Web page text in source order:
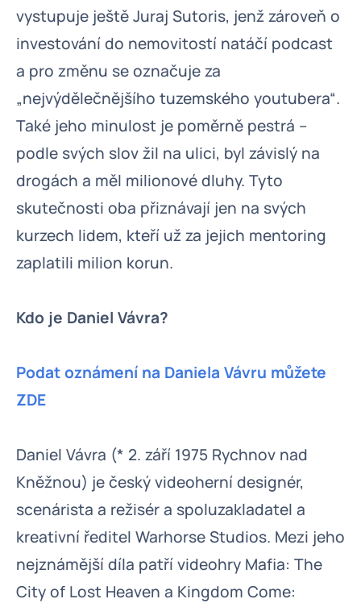
vystupuje ještě Juraj Sutoris, jenž zároveň o
investování do nemovitostí natáčí podcast
a pro změnu se označuje za
„nejvýdělečnějšího tuzemského youtubera“.
Také jeho minulost je poměrně pestrá –
podle svých slov žil na ulici, byl závislý na
drogách a měl milionové dluhy. Tyto
skutečnosti oba přiznávají jen na svých
kurzech lidem, kteří už za jejich mentoring
zaplatili milion korun.
Kdo je Daniel Vávra?
Podat oznámení na Daniela Vávru můžete
ZDE
Daniel Vávra (* 2. září 1975 Rychnov nad
Kněžnou) je český videoherní designér,
scenárista a režisér a spoluzakladatel a
kreativní ředitel Warhorse Studios. Mezi jeho
nejznámější díla patří videohry Mafia: The
City of Lost Heaven a Kingdom Come: